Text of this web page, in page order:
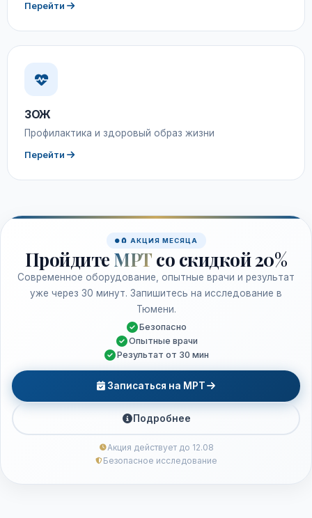
Перейти
ЗОЖ
Профилактика и здоровый образ жизни
Перейти
🧲 АКЦИЯ МЕСЯЦА
Пройдите МРТ со скидкой 20%
Современное оборудование, опытные врачи и результат
уже через 30 минут. Запишитесь на исследование в
Тюмени.
Безопасно
Опытные врачи
Результат от 30 мин
Записаться на МРТ
Подробнее
Акция действует до 12.08
Безопасное исследование